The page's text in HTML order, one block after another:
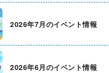
2026年7月のイベント情報
2026年6月のイベント情報